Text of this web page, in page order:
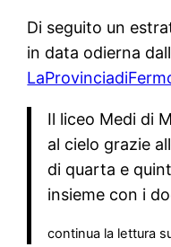
Di seguito un
in data odierna
Il liceo Medi di
al cielo grazie
di quarta e
insieme con i
continua la lettura